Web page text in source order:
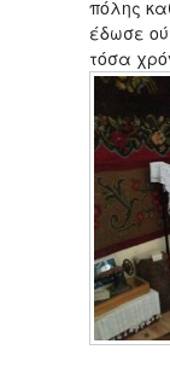
πόλης
έδωσε
τόσα